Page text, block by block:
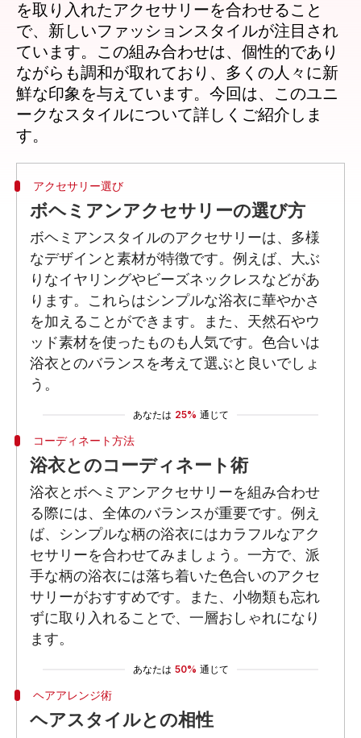
を取り入れたアクセサリーを合わせること
で、新しいファッションスタイルが注目され
ています。この組み合わせは、個性的であり
ながらも調和が取れており、多くの人々に新
鮮な印象を与えています。今回は、このユニ
ークなスタイルについて詳しくご紹介しま
アクセサリー選び
ボヘミアンアクセサリーの選び方
ボヘミアンスタイルのアクセサリーは、多様
なデザインと素材が特徴です。例えば、大ぶ
りなイヤリングやビーズネックレスなどがあ
ります。これらはシンプルな浴衣に華やかさ
を加えることができます。また、天然石やウ
ッド素材を使ったものも人気です。色合いは
浴衣とのバランスを考えて選ぶと良いでしょ
う。
あなたは 25% 通じて
コーディネート方法
浴衣とのコーディネート術
浴衣とボヘミアンアクセサリーを組み合わせ
る際には、全体のバランスが重要です。例え
ば、シンプルな柄の浴衣にはカラフルなアク
セサリーを合わせてみましょう。一方で、派
手な柄の浴衣には落ち着いた色合いのアクセ
サリーがおすすめです。また、小物類も忘れ
ずに取り入れることで、一層おしゃれになり
ます。
あなたは 50% 通じて
ヘアアレンジ術
ヘアスタイルとの相性